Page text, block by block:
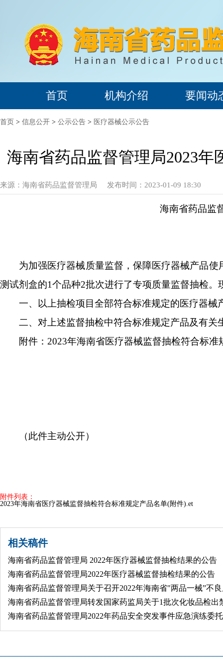
首页 机构介绍 要闻动
首页 > 信息公开 > 公示公告 > 医疗器械公示公告
海南省药品监督管理局2023年
来源： 海南省药品监督管理局 发布时间：2023-01-09 18:30
海南省药品监
为加强医疗器械质量监督，保障医疗器械产品
测试剂盒的1个品种2批次进行了专项质量监督抽检。
一、以上抽检项目全部符合标准规定的医疗器
二、对上述监督抽检中符合标准规定产品及有
附件：2023年海南省医疗器械监督抽检符合标准
（此件主动公开）
附件列表：
2023年海南省医疗器械监督抽检符合标准规定产品名单(附件).et
相关稿件
海南省药品监督管理局 2022年医疗器械监督抽检结果的公告
海南省药品监督管理局2022年医疗器械监督抽检结果的公告
海南省药品监督管理局关于召开2022年海南省"两品一械”不
海南省药品监督管理局转发国家药监局关于1批次化妆品检出
海南省药品监督管理局2022年药品安全突发事件应急演练委